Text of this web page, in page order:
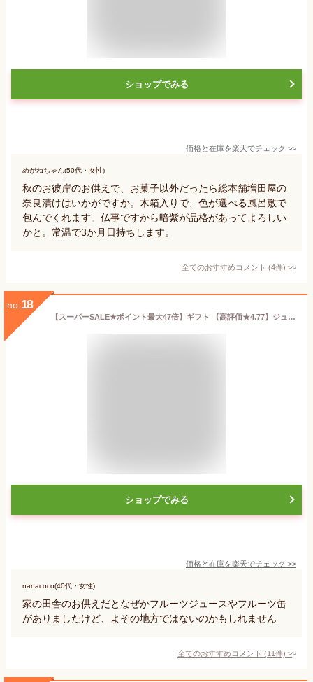
ショップでみる
価格と在庫を楽天でチェック >>
めがねちゃん(50代・女性)
秋のお彼岸のお供えで、お菓子以外だったら総本舗増田屋の
奈良漬けはいかがですか。木箱入りで、色が選べる風呂敷で
包んでくれます。仏事ですから暗紫が品格があってよろしい
かと。常温で3か月日持ちします。
全てのおすすめコメント (4件) >
no. 18
【スーパーSALE★ポイント最大47倍】ギフト 【高評価★4.77】ジュース 100% ウェルチ 22本 WS30T【送料無料】果汁100％ ギフトセット 食べ物 人気 飲み物 詰め合わせ ギフト 出産内祝い 結婚内祝い 出産祝い 結婚祝い お祝い お返し 香典返し プレゼント 2026 お彼岸 お中元
ショップでみる
価格と在庫を楽天でチェック >>
nanacoco(40代・女性)
家の田舎のお供えだとなぜかフルーツジュースやフルーツ缶
がありましたけど、よその地方ではないのかもしれません
全てのおすすめコメント (11件) >